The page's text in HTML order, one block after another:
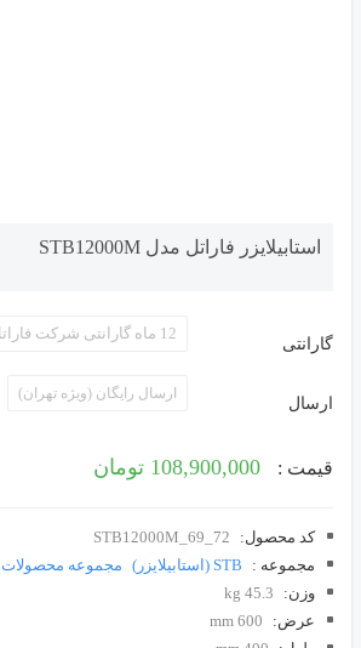
استابیلایزر فاراتل مدل STB12000M
گارانتی
12 ماه گارانتی شرکت فاراتل
ارسال
ارسال رایگان (ویژه تهران)
قیمت : 108,900,000 تومان
کد محصول:
STB12000M_69_72
مجموعه :
STB (استابیلایزر) مجموعه محصولات
وزن:
45.3 kg
عرض:
600 mm